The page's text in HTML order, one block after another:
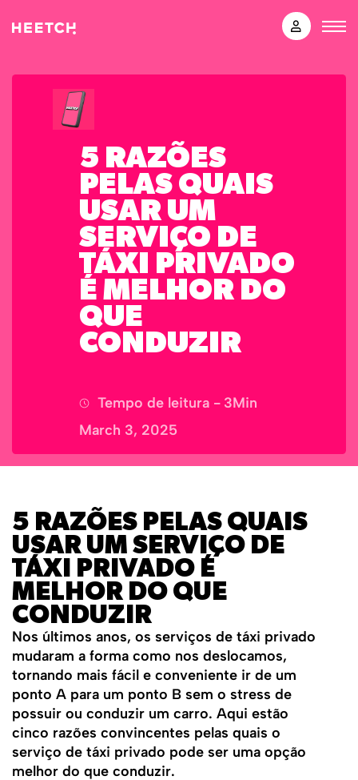
5 RAZÕES
PELAS QUAIS
USAR UM
SERVIÇO DE
TÁXI PRIVADO
É MELHOR DO
QUE
CONDUZIR
Tempo de leitura - 3Min
March 3, 2025
5 RAZÕES PELAS QUAIS
USAR UM SERVIÇO DE
TÁXI PRIVADO É
MELHOR DO QUE
CONDUZIR
Nos últimos anos, os serviços de táxi privado
mudaram a forma como nos deslocamos,
tornando mais fácil e conveniente ir de um
ponto A para um ponto B sem o stress de
possuir ou conduzir um carro. Aqui estão
cinco razões convincentes pelas quais o
serviço de táxi privado pode ser uma opção
melhor do que conduzir.